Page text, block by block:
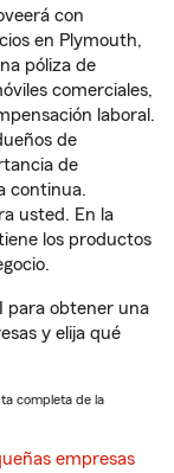
con
en Plymouth,
póliza de
comerciales,
laboral.
de
de
continua.
usted. En la
los productos
para obtener una
y elija qué
completa de la
empresas